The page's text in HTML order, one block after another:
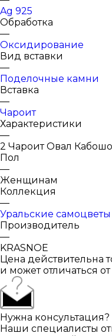
Ag 925
Обработка
—
Оксидирование
Вид вставки
—
Поделочные камни
Вставка
—
Чароит
Характеристики
—
2 Чароит Овал
Пол
—
Женщинам
Коллекция
—
Уральские самоцветы
Производитель
—
KRASNOE
Цена действительна
и может отличаться
Нужна консультация?
Наши специалисты